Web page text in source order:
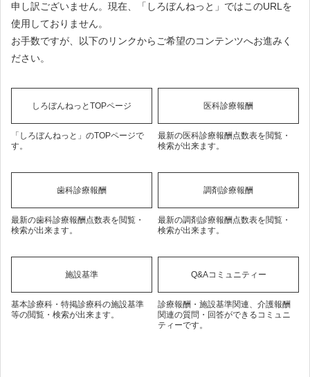
申し訳ございません。現在、「しろぼんねっと」ではこのURLを
使用しておりません。
お手数ですが、以下のリンクからご希望のコンテンツへお進みく
ださい。
しろぼんねっとTOPページ
「しろぼんねっと」のTOPページで
す。
医科診療報酬
最新の医科診療報酬点数表を閲覧・
検索が出来ます。
歯科診療報酬
最新の歯科診療報酬点数表を閲覧・
検索が出来ます。
調剤診療報酬
最新の調剤診療報酬点数表を閲覧・
検索が出来ます。
施設基準
基本診療科・特掲診療科の施設基準
等の閲覧・検索が出来ます。
Q&Aコミュニティー
診療報酬・施設基準関連、介護報酬
関連の質問・回答ができるコミュニ
ティーです。